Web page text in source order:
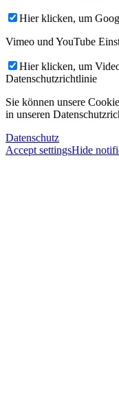
Hier klicken, um
Vimeo und YouTube
Hier klicken, um
Datenschutzrichtlinie
Sie können unsere
in unseren
Datenschutz
Accept settingsHide